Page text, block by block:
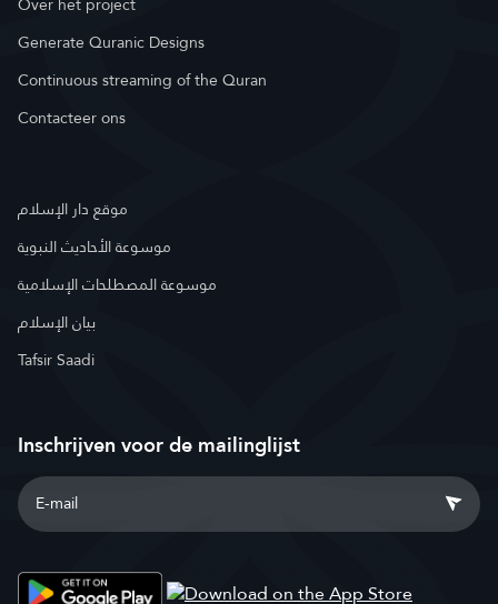
Generate Quranic Designs
Continuous streaming of the Quran
Contacteer ons
موقع دار الإسلام
موسوعة الأحاديث النبوية
موسوعة المصطلحات الإسلامية
بيان الإسلام
Tafsir Saadi
Inschrijven voor de mailinglijst